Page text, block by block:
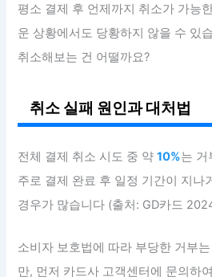
평소 결제 후 언제까지 취소가 가능
운 상황에서도 당황하지 않을 수 있
취소해보는 건 어떨까요?
취소 실패 원인과 대처법
전체 결제 취소 시도 중 약10%는 거
주로 결제 완료 후 일정 기간이 지나
경우가 많습니다 (출처: GD카드
소비자 보호법에 따라 부당한 거부
만, 먼저 카드사 고객센터에 문의하